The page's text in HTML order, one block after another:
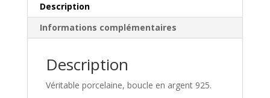
Description
Informations complémentaires
Description
Véritable porcelaine, boucle en argent 925.